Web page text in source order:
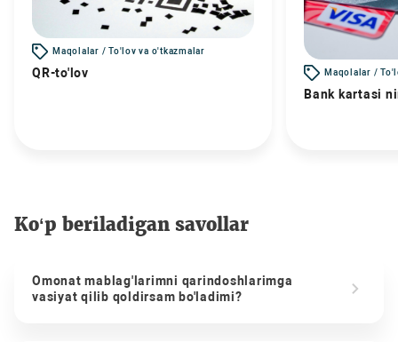
Maqolalar / To'lov va o'tkazmalar
QR-to'lov Maqolalar /
Bank kartasi
Ko‘p beriladigan savollar
Omonat mablag'larimni qarindoshlarimga
vasiyat qilib qoldirsam bo'ladimi?